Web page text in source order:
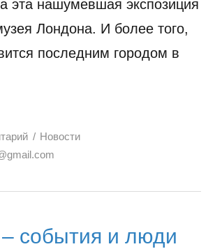
эта нашумевшая экспозиция
Лондона. И более того,
последним городом в
Новости
события и люди